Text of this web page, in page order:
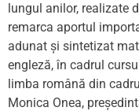
lungul anilor, realizate
remarca aportul
adunat și sintetizat
engleză, în cadrul
limba română din
Monica Onea,